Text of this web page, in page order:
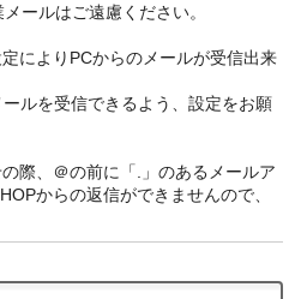
ールはご遠慮ください。
によりPCからのメールが受信出来
ルを受信できるよう、設定をお願
際、＠の前に「.」のあるメールア
からの返信ができませんので、